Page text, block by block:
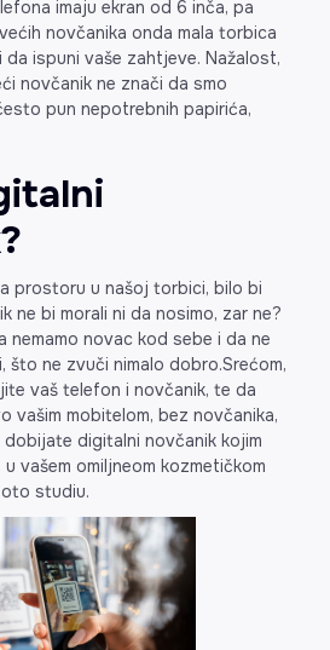
imaju ekran od 6 inča, pa
novčanika onda mala torbica
ispuni vaše zahtjeve. Nažalost,
novčanik ne znači da smo
pun nepotrebnih papirića,
prostoru u našoj torbici, bilo bi
ne bi morali ni da nosimo, zar ne?
nemamo novac kod sebe i da ne
što ne zvuči nimalo dobro.Srećom,
vaš telefon i novčanik, te da
vašim mobitelom, bez novčanika,
dobijate digitalni novčanik kojim
vašem omiljneom kozmetičkom
studiu.